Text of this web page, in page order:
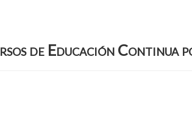
de Educación Continua